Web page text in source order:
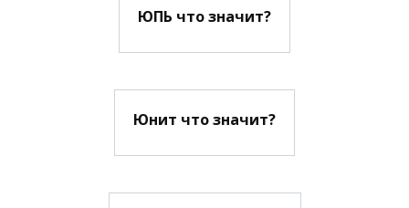
ЮПЬ что значит?
Юнит что значит?